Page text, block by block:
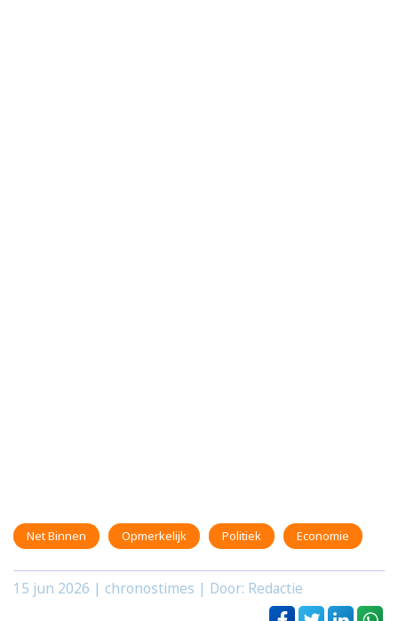
Net Binnen Opmerkelijk Politiek Economie
15 jun 2026 | chronostimes | Door: Redactie